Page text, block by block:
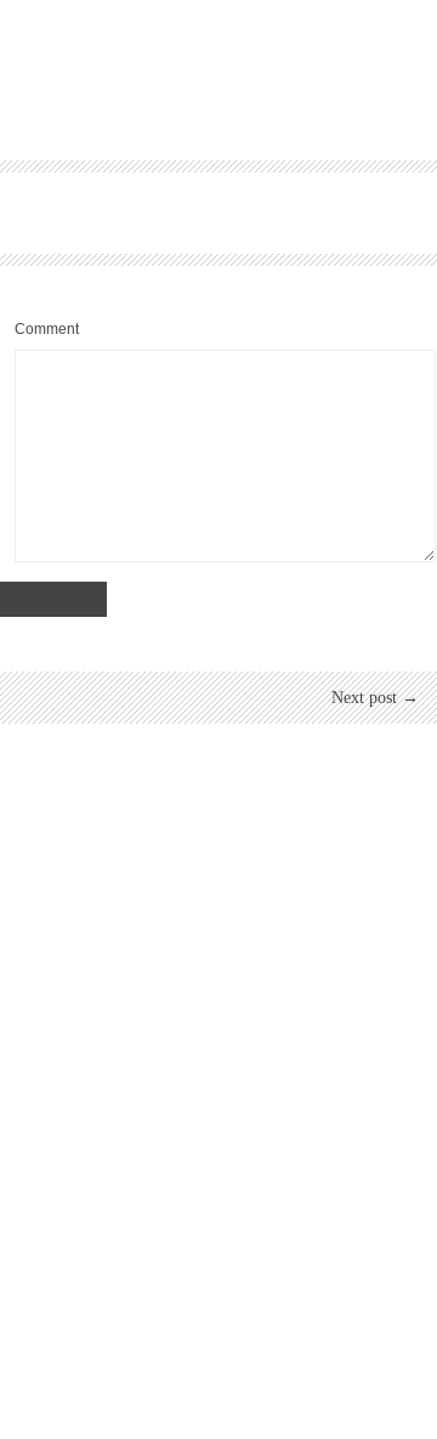
Comment
Next post →